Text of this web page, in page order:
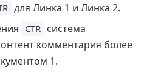
для Линка 1 и Линка 2.
CTR система
комментария более
1.